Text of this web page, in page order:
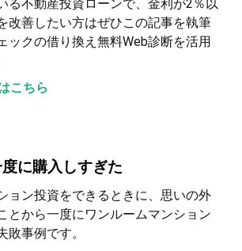
る不動産投資ローンで、金利が2％以
改善したい方はぜひこの記事を執筆
ックの借り換え無料Web診断を活用
こちら
に購入しすぎた
ョン投資をできるときに、思いの外
とから一度にワンルームマンション
敗事例です。